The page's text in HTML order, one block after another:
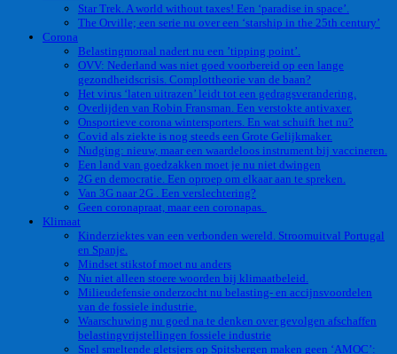
Star Trek. A world without taxes! Een ‘paradise in space’.
The Orville; een serie nu over een ‘starship in the 25th century’
Corona
Belastingmoraal nadert nu een ’tipping point’.
OVV: Nederland was niet goed voorbereid op een lange
gezondheidscrisis. Complottheorie van de baan?
Het virus ‘laten uitrazen’ leidt tot een gedragsverandering.
Overlijden van Robin Fransman. Een verstokte antivaxer.
Onsportieve corona wintersporters. En wat schuift het nu?
Covid als ziekte is nog steeds een Grote Gelijkmaker.
Nudging: nieuw, maar een waardeloos instrument bij vaccineren.
Een land van goedzakken moet je nu niet dwingen
2G en democratie. Een oproep om elkaar aan te spreken.
Van 3G naar 2G . Een verslechtering?
Geen coronapraat, maar een coronapas.
Klimaat
Kinderziektes van een verbonden wereld. Stroomuitval Portugal
en Spanje.
Mindset stikstof moet nu anders
Nu niet alleen stoere woorden bij klimaatbeleid.
Milieudefensie onderzocht nu belasting- en accijnsvoordelen
van de fossiele industrie.
Waarschuwing nu goed na te denken over gevolgen afschaffen
belastingvrijstellingen fossiele industrie
Snel smeltende gletsjers op Spitsbergen maken geen ‘AMOC’: